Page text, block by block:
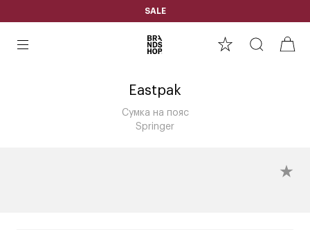
SALE
Eastpak
Сумка на пояс
Springer